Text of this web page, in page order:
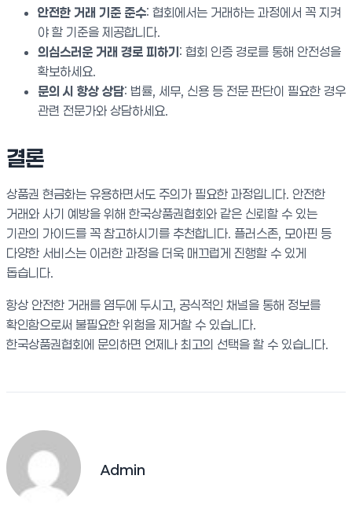
안전한 거래 기준 준수: 협회에서는 거래하는 과정에서 꼭 지켜
야 할 기준을 제공합니다.
의심스러운 거래 경로 피하기: 협회 인증 경로를 통해 안전성을
확보하세요.
문의 시 항상 상담: 법률, 세무, 신용 등 전문 판단이 필요한 경우
관련 전문가와 상담하세요.
결론
상품권 현금화는 유용하면서도 주의가 필요한 과정입니다. 안전한
거래와 사기 예방을 위해 한국상품권협회와 같은 신뢰할 수 있는
기관의 가이드를 꼭 참고하시기를 추천합니다. 플러스존, 모아핀 등
다양한 서비스는 이러한 과정을 더욱 매끄럽게 진행할 수 있게
돕습니다.
항상 안전한 거래를 염두에 두시고, 공식적인 채널을 통해 정보를
확인함으로써 불필요한 위험을 제거할 수 있습니다.
한국상품권협회에 문의하면 언제나 최고의 선택을 할 수 있습니다.
Admin